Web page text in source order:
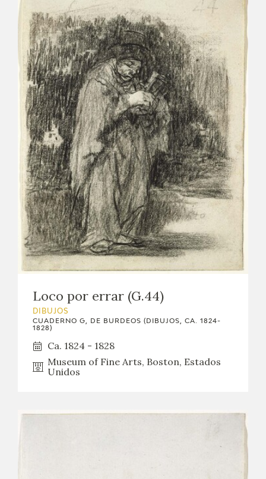
Loco por errar (G.44)
DIBUJOS
CUADERNO G, DE BURDEOS (DIBUJOS, CA. 1824-
1828)
Ca. 1824 - 1828
Museum of Fine Arts, Boston, Estados
Unidos